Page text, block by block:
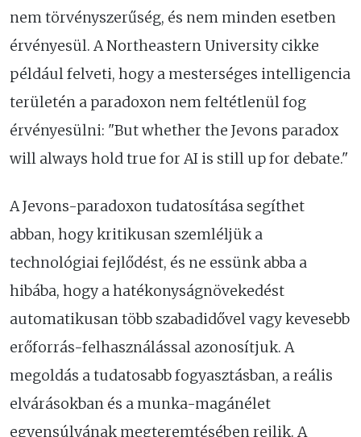
nem törvényszerűség, és nem minden esetben
érvényesül. A Northeastern University cikke
például felveti, hogy a mesterséges intelligencia
területén a paradoxon nem feltétlenül fog
érvényesülni: "But whether the Jevons paradox
will always hold true for AI is still up for debate."
A Jevons-paradoxon tudatosítása segíthet
abban, hogy kritikusan szemléljük a
technológiai fejlődést, és ne essünk abba a
hibába, hogy a hatékonyságnövekedést
automatikusan több szabadidővel vagy kevesebb
erőforrás-felhasználással azonosítjuk. A
megoldás a tudatosabb fogyasztásban, a reális
elvárásokban és a munka-magánélet
egyensúlyának megteremtésében rejlik. A